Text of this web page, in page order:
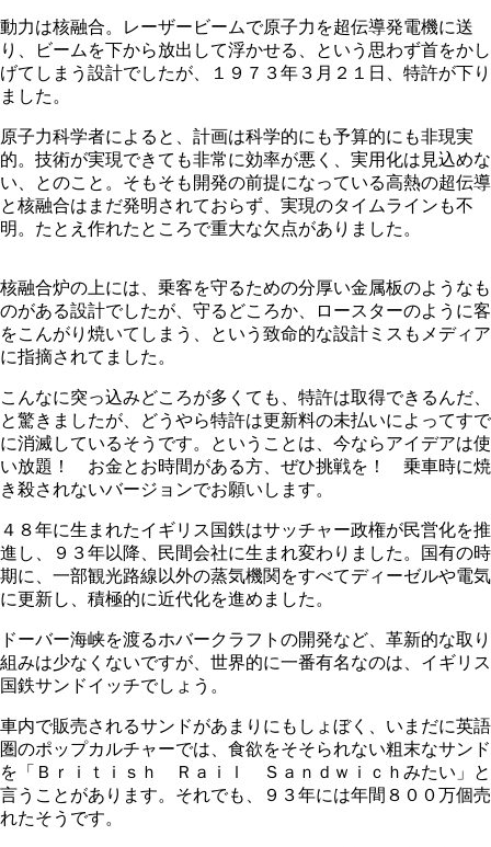
動力は核融合。レーザービームで原子力を超伝導発電機に送
り、ビームを下から放出して浮かせる、という思わず首をかし
げてしまう設計でしたが、１９７３年３月２１日、特許が下り
ました。
原子力科学者によると、計画は科学的にも予算的にも非現実
的。技術が実現できても非常に効率が悪く、実用化は見込めな
い、とのこと。そもそも開発の前提になっている高熱の超伝導
と核融合はまだ発明されておらず、実現のタイムラインも不
明。たとえ作れたところで重大な欠点がありました。
核融合炉の上には、乗客を守るための分厚い金属板のようなも
のがある設計でしたが、守るどころか、ロースターのように客
をこんがり焼いてしまう、という致命的な設計ミスもメディア
に指摘されてました。
こんなに突っ込みどころが多くても、特許は取得できるんだ、
と驚きましたが、どうやら特許は更新料の未払いによってすで
に消滅しているそうです。ということは、今ならアイデアは使
い放題！ お金とお時間がある方、ぜひ挑戦を！ 乗車時に焼
き殺されないバージョンでお願いします。
４８年に生まれたイギリス国鉄はサッチャー政権が民営化を推
進し、９３年以降、民間会社に生まれ変わりました。国有の時
期に、一部観光路線以外の蒸気機関をすべてディーゼルや電気
に更新し、積極的に近代化を進めました。
ドーバー海峡を渡るホバークラフトの開発など、革新的な取り
組みは少なくないですが、世界的に一番有名なのは、イギリス
国鉄サンドイッチでしょう。
車内で販売されるサンドがあまりにもしょぼく、いまだに英語
圏のポップカルチャーでは、食欲をそそられない粗末なサンド
を「Ｂｒｉｔｉｓｈ Ｒａｉｌ Ｓａｎｄｗｉｃｈみたい」と
言うことがあります。それでも、９３年には年間８００万個売
れたそうです。